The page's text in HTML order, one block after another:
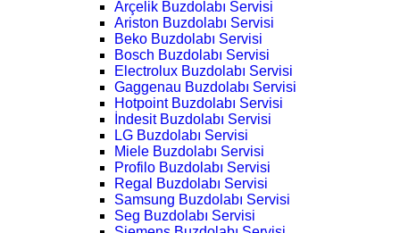
Arçelik Buzdolabı Servisi
Ariston Buzdolabı Servisi
Beko Buzdolabı Servisi
Bosch Buzdolabı Servisi
Electrolux Buzdolabı Servisi
Gaggenau Buzdolabı Servisi
Hotpoint Buzdolabı Servisi
İndesit Buzdolabı Servisi
LG Buzdolabı Servisi
Miele Buzdolabı Servisi
Profilo Buzdolabı Servisi
Regal Buzdolabı Servisi
Samsung Buzdolabı Servisi
Seg Buzdolabı Servisi